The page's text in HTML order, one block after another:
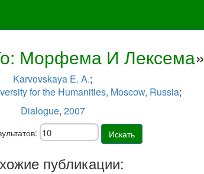
Морфема И Лексема»
Karvovskaya E. A.;
for the Humanities, Moscow, Russia;
Dialogue, 2007
Искать
публикации: